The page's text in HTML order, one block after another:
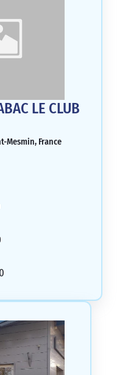
LE CLUB
Mesmin, France